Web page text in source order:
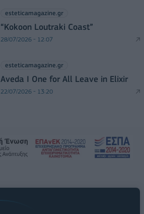
esteticamagazine.gr
“Kokoon Loutraki Coast”
28/07/2026 - 12:07
esteticamagazine.gr
Aveda I One for All Leave in Elixir
22/07/2026 - 13:20